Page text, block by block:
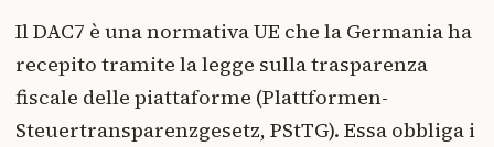
Il DAC7 è una normativa UE che la Germania ha
recepito tramite la legge sulla trasparenza
fiscale delle piattaforme (Plattformen-
Steuertransparenzgesetz, PStTG). Essa obbliga i